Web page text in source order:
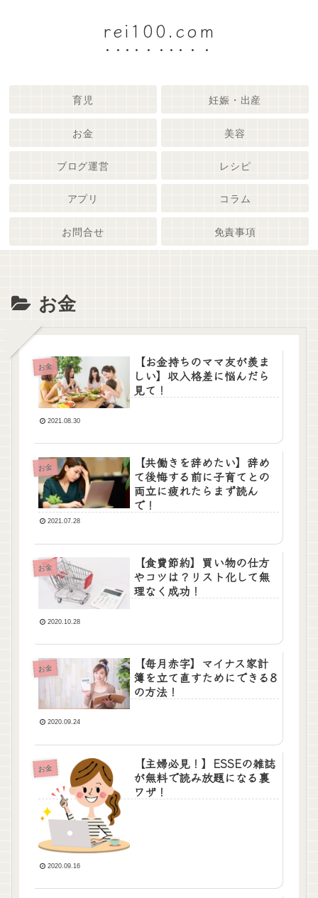
rei100.com
育児 妊娠・出産
お金 美容
ブログ運営 レシピ
アプリ コラム
お問合せ 免責事項
お金
お金
【お金持ちのママ友が羨ま
しい】収入格差に悩んだら
見て！
2021.08.30
お金
【共働きを辞めたい】辞め
て後悔する前に子育てとの
両立に疲れたらまず読ん
で！
2021.07.28
お金
【食費節約】買い物の仕方
やコツは？リスト化して無
理なく成功！
2020.10.28
お金
【毎月赤字】マイナス家計
簿を立て直すためにできる8
の方法！
2020.09.24
お金
【主婦必見！】ESSEの雑誌
が無料で読み放題になる裏
ワザ！
2020.09.16